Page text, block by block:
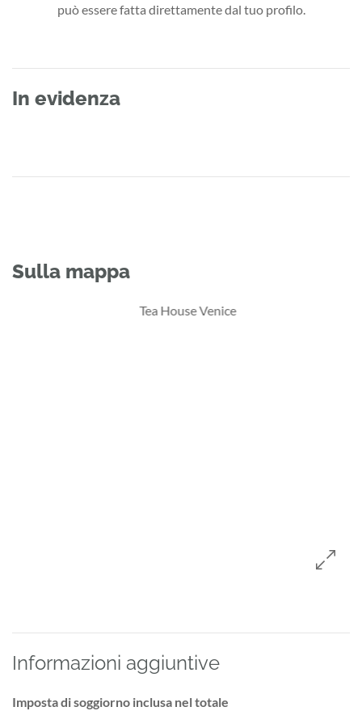
può essere fatta direttamente dal tuo profilo.
In evidenza
Sulla mappa
Informazioni aggiuntive
Imposta di soggiorno inclusa nel totale